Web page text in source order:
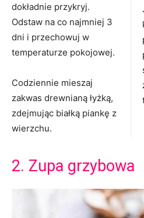
dokładnie przykryj.
Odstaw na co najmniej 3
dni i przechowuj w
temperaturze pokojowej.
Codziennie mieszaj
zakwas drewnianą łyżką,
zdejmując białką piankę z
wierzchu.
2. Zupa grzybowa